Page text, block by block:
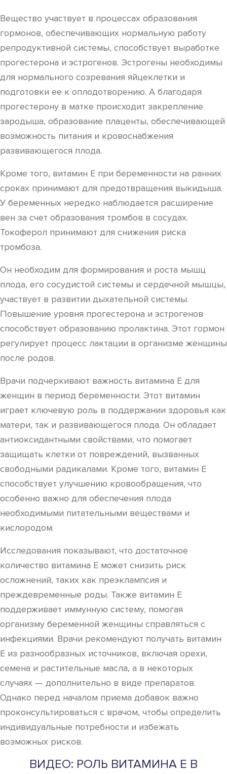
Вещество участвует в процессах образования
гормонов, обеспечивающих нормальную работу
репродуктивной системы, способствует выработке
прогестерона и эстрогенов. Эстрогены необходимы
для нормального созревания яйцеклетки и
подготовки ее к оплодотворению. А благодаря
прогестерону в матке происходит закрепление
зародыша, образование плаценты, обеспечивающей
возможность питания и кровоснабжения
развивающегося плода.
Кроме того, витамин Е при беременности на ранних
сроках принимают для предотвращения выкидыша.
У беременных нередко наблюдается расширение
вен за счет образования тромбов в сосудах.
Токоферол принимают для снижения риска
тромбоза.
Он необходим для формирования и роста мышц
плода, его сосудистой системы и сердечной мышцы,
участвует в развитии дыхательной системы.
Повышение уровня прогестерона и эстрогенов
способствует образованию пролактина. Этот гормон
регулирует процесс лактации в организме женщины
после родов.
Врачи подчеркивают важность витамина Е для
женщин в период беременности. Этот витамин
играет ключевую роль в поддержании здоровья как
матери, так и развивающегося плода. Он обладает
антиоксидантными свойствами, что помогает
защищать клетки от повреждений, вызванных
свободными радикалами. Кроме того, витамин Е
способствует улучшению кровообращения, что
особенно важно для обеспечения плода
необходимыми питательными веществами и
кислородом.
Исследования показывают, что достаточное
количество витамина Е может снизить риск
осложнений, таких как преэклампсия и
преждевременные роды. Также витамин Е
поддерживает иммунную систему, помогая
организму беременной женщины справляться с
инфекциями. Врачи рекомендуют получать витамин
Е из разнообразных источников, включая орехи,
семена и растительные масла, а в некоторых
случаях — дополнительно в виде препаратов.
Однако перед началом приема добавок важно
проконсультироваться с врачом, чтобы определить
индивидуальные потребности и избежать
возможных рисков.
ВИДЕО: РОЛЬ ВИТАМИНА Е В